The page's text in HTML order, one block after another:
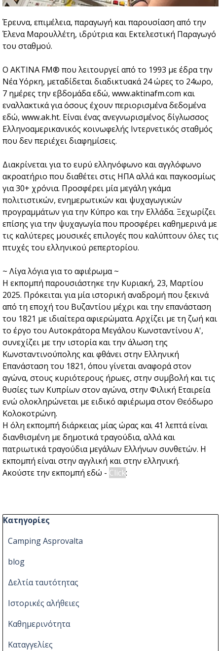
Έρευνα, επιμέλεια, παραγωγή και παρουσίαση από την
Έλενα Μαρουλλέτη, ιδρύτρια και Εκτελεστική Παραγωγό
του σταθμού.
Ο ΑΚΤΙΝΑ FM® που λειτουργεί από το 1993 με έδρα την
Νέα Υόρκη, μεταδίδεται διαδικτυακά 24 ώρες το 24ωρο,
7 ημέρες την εβδομάδα εδώ, www.aktinafm.com και
εναλλακτικά για όσους έχουν περιορισμένα δεδομένα
εδώ, www.ak.ht. Είναι ένας ανεγνωρισμένος δίγλωσσος
Ελληνοαμερικανικός κοινωφελής Ιντερνετικός σταθμός
που δεν περιέχει διαφημίσεις.
Διακρίνεται για το ευρύ ελληνόφωνο και αγγλόφωνο
ακροατήριο που διαθέτει στις ΗΠΑ αλλά και παγκοσμίως
για 30+ χρόνια. Προσφέρει μία μεγάλη γκάμα
πολιτιστικών, ενημερωτικών και ψυχαγωγικών
προγραμμάτων για την Κύπρο και την Ελλάδα. Ξεχωρίζει
επίσης για την ψυχαγωγία που προσφέρει καθημερινά με
τις καλύτερες μουσικές επιλογές που καλύπτουν όλες τις
πτυχές του ελληνικού ρεπερτορίου.
~ Λίγα λόγια για το αφιέρωμα ~
Η εκπομπή παρουσιάστηκε την Κυριακή, 23, Μαρτίου
2025. Πρόκειται για μία ιστορική αναδρομή που ξεκινά
από τη εποχή του Βυζαντίου μέχρι και την επανάσταση
του 1821 με ιδιαίτερα αφιερώματα. Αρχίζει με τη ζωή και
το έργο του Αυτοκράτορα Μεγάλου Κωνσταντίνου Α',
συνεχίζει με την ιστορία και την άλωση της
Κωνσταντινούπολης και φθάνει στην Ελληνική
Επανάσταση του 1821, όπου γίνεται αναφορά στον
αγώνα, στους κυριότερους ήρωες, στην συμβολή και τις
θυσίες των Κυπρίων στον αγώνα, στην Φιλική Εταιρεία
ενώ ολοκληρώνεται με ειδικό αφιέρωμα στον Θεόδωρο
Κολοκοτρώνη.
Η όλη εκπομπή διάρκειας μίας ώρας και 41 λεπτά είναι
διανθισμένη με δημοτικά τραγούδια, αλλά και
πατριωτικά τραγούδια μεγάλων Ελλήνων συνθετών. Η
εκπομπή είναι στην αγγλική και στην ελληνική.
Ακούστε την εκπομπή εδώ - Click:
Παράλειψη μπλόκ Κατηγορίες
Κατηγορίες
Camping Asprovalta
blog
Δελτία ταυτότητας
Ιστορικές αλήθειες
Καθημερινότητα
Καταγγελίες